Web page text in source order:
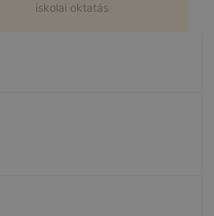
iskolai oktatás